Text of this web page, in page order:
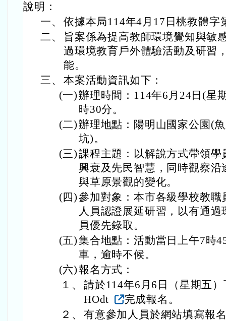
說明：
一、 依據本局114年4月17日桃教體字
二、
旨案係為提高教師環境覺知與敏
過環境教育戶外體驗活動及研習
能。
三、 本案活動資訊如下：
(一)辦理時間：114年6月24日(星
時30分。
(二)辦理地點：陽明山國家公園(
坑)。
(三)課程主題：以解說方式帶領
興衰及先民智慧，同時觀察
與草原景觀的變化。
(四)參加對象：本市各級學校教
人員認證展延研習，以有通
員優先錄取。
(五)集合地點：活動當日上午7時
車，逾時不候。
(六)報名方式：
１、 請於114年6月6日（星期五
HOdt
完成報名。
２、 有意參加人員於網站填寫報